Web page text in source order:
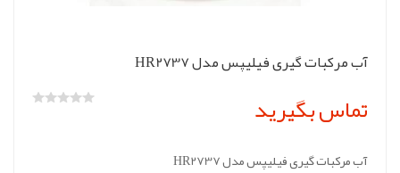
آب مرکبات گیری فیلیپس مدل HR2737
تماس بگیرید
آب مرکبات گیری فیلیپس مدل HR2737